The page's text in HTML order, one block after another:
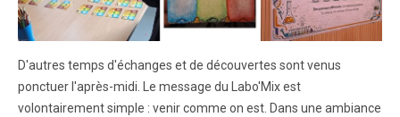
D'autres temps d'échanges et de découvertes sont venus
ponctuer l'après-midi. Le message du Labo'Mix est
volontairement simple : venir comme on est. Dans une ambiance